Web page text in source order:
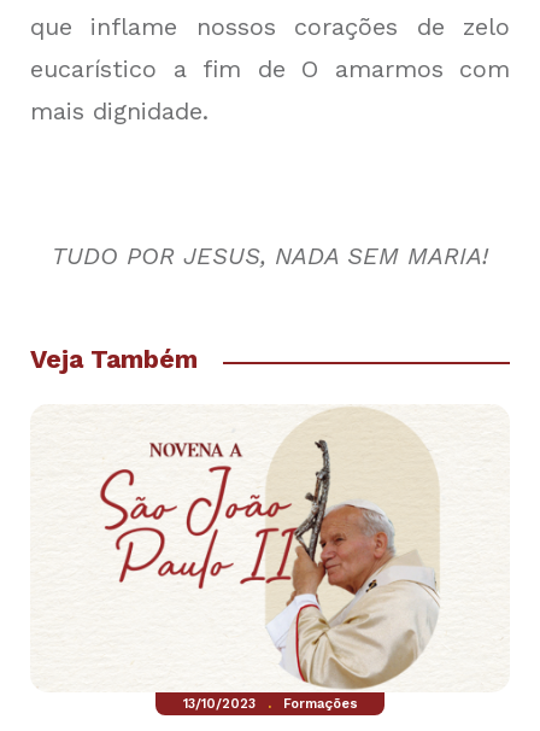
que inflame nossos corações de zelo
eucarístico a fim de O amarmos com
mais dignidade.
TUDO POR JESUS, NADA SEM MARIA!
Veja Também
13/10/2023 . Formações